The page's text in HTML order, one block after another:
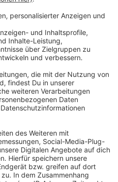
Leverkusen
Rußpartikel
bleibt fürs Erste
PKWs auf der A3 bei